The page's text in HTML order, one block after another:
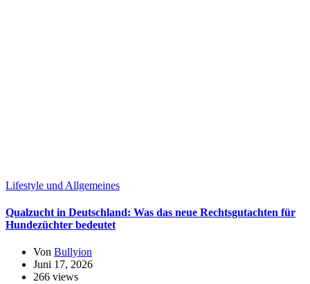
Lifestyle und Allgemeines
Qualzucht in Deutschland: Was das neue Rechtsgutachten für
Hundezüchter bedeutet
Von Bullyion
Juni 17, 2026
266 views